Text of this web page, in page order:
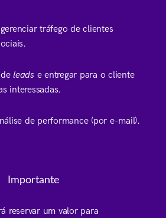
tráfego de clientes
deleadse entregar para o cliente
interessadas.
de performance (por e-mail).
Importante
reservar um valor para